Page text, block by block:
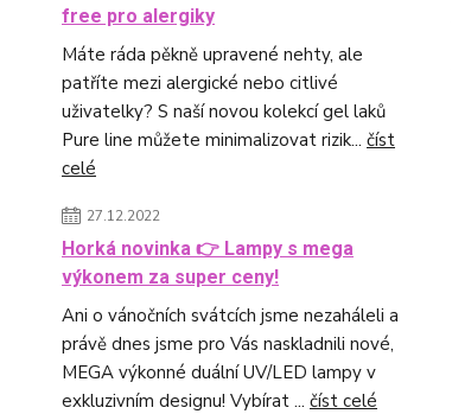
free pro alergiky
Máte ráda pěkně upravené nehty, ale
patříte mezi alergické nebo citlivé
uživatelky? S naší novou kolekcí gel laků
Pure line můžete minimalizovat rizik... číst
celé
27.12.2022
Horká novinka 👉 Lampy s mega
výkonem za super ceny!
Ani o vánočních svátcích jsme nezaháleli a
právě dnes jsme pro Vás naskladnili nové,
MEGA výkonné duální UV/LED lampy v
exkluzivním designu! Vybírat ... číst celé